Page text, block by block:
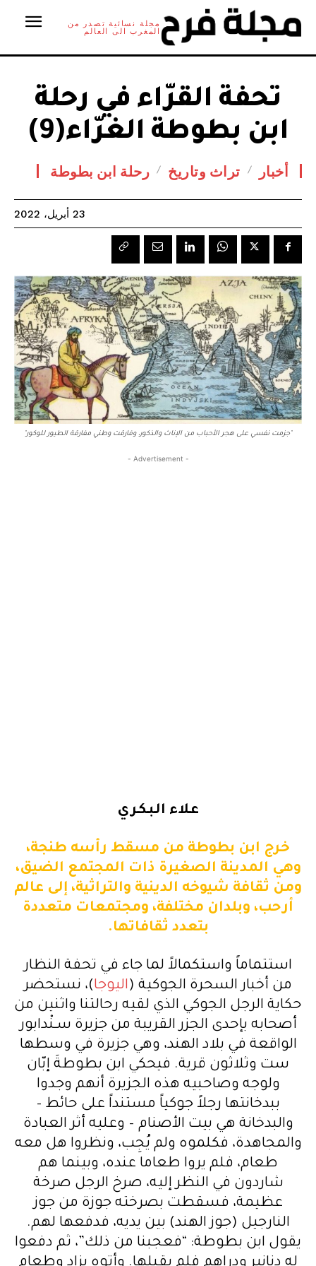
مجلة نسائية تصدر من
المغرب الى العالم
تحفة القرّاء في رحلة
ابن بطوطة الغرّاء(9)
أخبار تراث وتاريخ رحلة ابن بطوطة
23 أبريل، 2022
"جزمت نفسي على هجر الأحباب من الإناث والذكور، وفارقت وطني مفارقة الطيور للوكور"
- Advertisement -
عـلاء الـبـكـري
خرج ابن بطوطة من مسقط رأسه طنجة،
وهي المدينة الصغيرة ذات المجتمع الضيق،
ومن ثقافة شيوخه الدينية والتراثية، إلى عالم
أرحب، وبلدان مختلفة، ومجتمعات متعددة
بتعدد ثقافاتها.
استتماماً واستكمالاً لما جاء في تحفة النظار
من أخبار السحرة الجوكية (اليوجا)، نستحضر
حكاية الرجل الجوكي الذي لقيه رحالتنا واثنين من
أصحابه بإحدى الجزر القريبة من جزيرة سـنْدابور
الواقعة في بلاد الهند، وهي جزيرة في وسطها
ست وثلاثون قرية. فيحكي ابن بطوطةَ إبّان
ولوجه وصاحبيه هذه الجزيرة أنهم وجدوا
ببدخانتها رجلاً جوكياً مستنداً على حائط –
والبدخانة هي بيت الأصنام – وعليه أثر العبادة
والمجاهدة، فكلموه ولم يُجِب، ونظروا هل معه
طعام، فلم يروا طعاما عنده، وبينما هم
شاردون في النظر إليه، صرخ الرجل صرخة
عظيمة، فسقطت بصرخته جوزة من جوز
النارجيل (جوز الهند) بين يديه، فدفعها لهم.
يقول ابن بطوطة: “فعجبنا من ذلك”، ثم دفعوا